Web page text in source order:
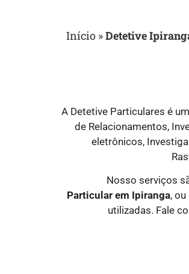
Início »Detetive
A Detetive Particulares é
de Relacionamentos,
eletrônicos,
Nosso serviços
Particular em Ipiranga,
utilizadas. Fale